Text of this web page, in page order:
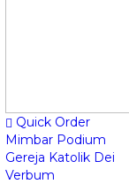
Quick Order
Mimbar Podium
Gereja Katolik Dei
Verbum